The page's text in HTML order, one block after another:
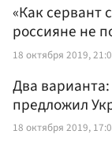
«Как сервант
россияне не
18 октября 2019,
Два
предложил
18 октября 2019,